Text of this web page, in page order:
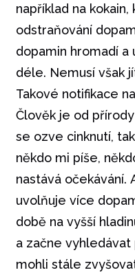
například na
odstraňování
dopamin hromadí a
déle. Nemusí však
Takové notifikace
Člověk je od
se ozve cinknutí,
někdo mi píše,
nastává očekávání.
uvolňuje více
době na vyšší
a začne
mohli stále